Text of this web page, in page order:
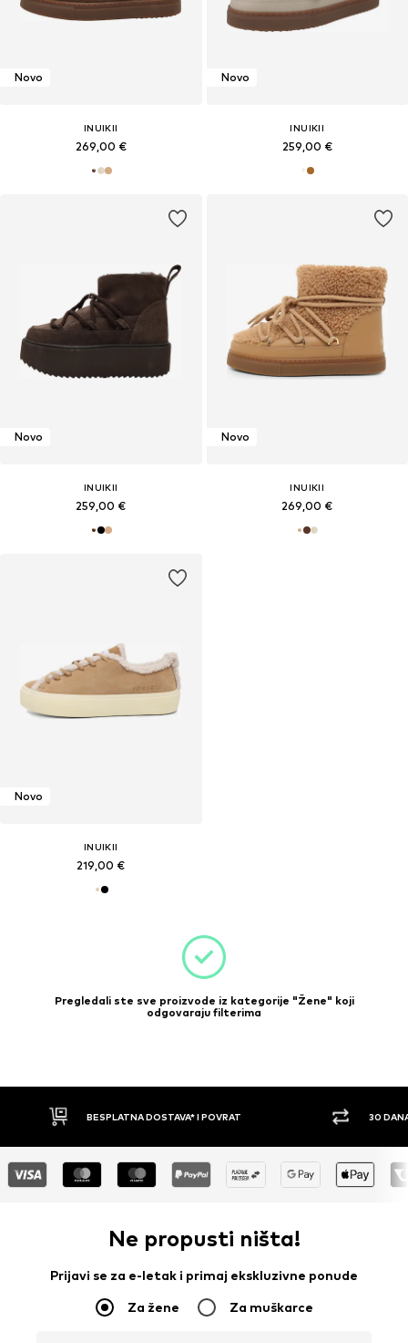
Novo
INUIKII
269,00 €
Novo
INUIKII
259,00 €
Novo
INUIKII
259,00 €
Novo
INUIKII
269,00 €
Novo
INUIKII
219,00 €
Pregledali ste sve proizvode iz kategorije "Žene" koji
odgovaraju filterima
30 DANA PRAVO NA POVRAT
Ne propusti ništa!
Prijavi se za e-letak i primaj ekskluzivne ponude
Za žene Za muškarce